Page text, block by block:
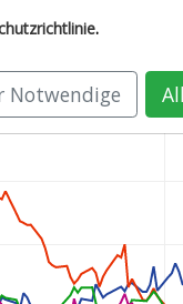
.
Notwendige